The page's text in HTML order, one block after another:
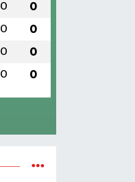
0 0
0 0
0 0
0 0